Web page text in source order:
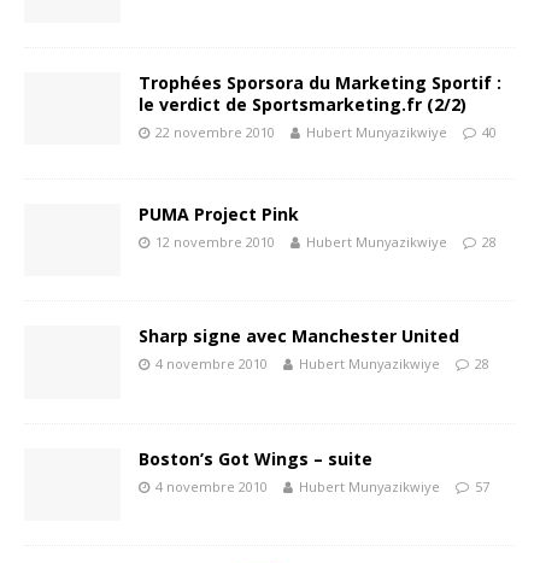
Trophées Sporsora du Marketing Sportif :
le verdict de Sportsmarketing.fr (2/2)
22 novembre 2010 Hubert Munyazikwiye 40
PUMA Project Pink
12 novembre 2010 Hubert Munyazikwiye 28
Sharp signe avec Manchester United
4 novembre 2010 Hubert Munyazikwiye 28
Boston’s Got Wings – suite
4 novembre 2010 Hubert Munyazikwiye 57